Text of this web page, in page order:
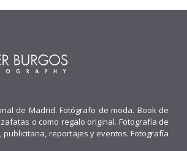
de Madrid. Fotógrafo de moda. Book de
o como regalo original. Fotografía de
publicitaria, reportajes y eventos. Fotografía